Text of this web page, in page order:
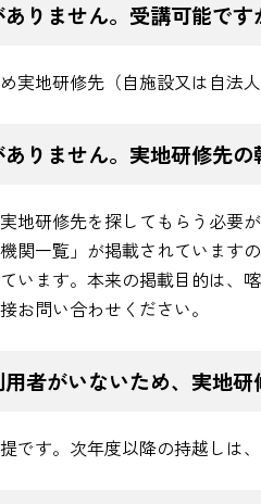
りません。受講可能です
地研修先（自施設又は自法
りません。実地研修先の
地研修先を探してもらう必要
一覧」が掲載されています
います。本来の掲載目的は
お問い合わせください。
者がいないため、実地
す。次年度以降の持越しは、